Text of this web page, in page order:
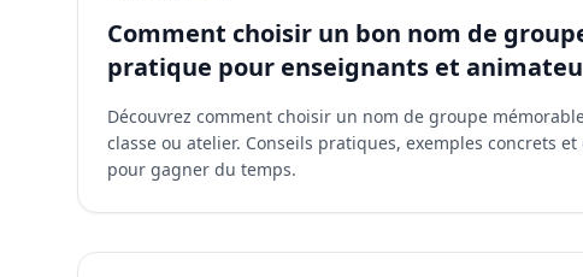
Comment choisir un bon nom de
pratique pour enseignants et
Découvrez comment choisir un nom de groupe
classe ou atelier. Conseils pratiques, exemples concrets
pour gagner du temps.